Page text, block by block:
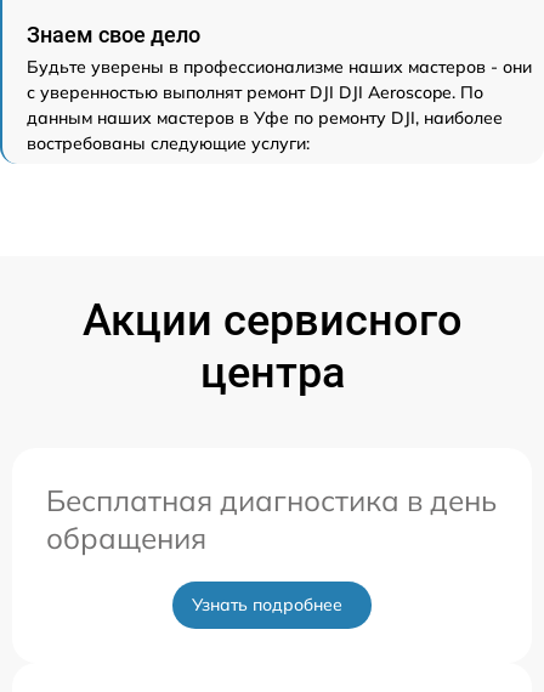
Знаем свое дело
Будьте уверены в профессионализме наших мастеров - они
с уверенностью выполнят ремонт DJI DJI Aeroscope. По
данным наших мастеров в Уфе по ремонту DJI, наиболее
востребованы следующие услуги:
Акции сервисного
центра
Бесплатная диагностика в день
обращения
Узнать подробнее